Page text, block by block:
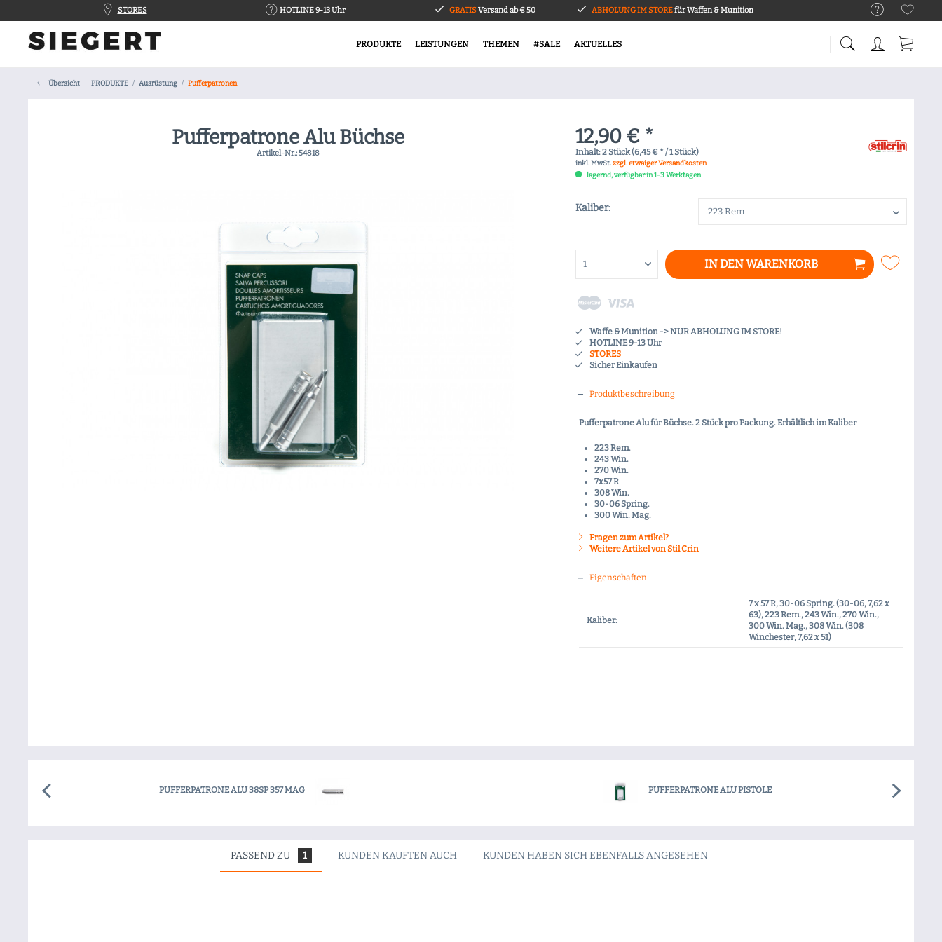
STORES HOTLINE 9-13 Uhr GRATISVersand ab € 50 ABHOLUNG IM STOREfür Waffen & Munition
PRODUKTE LEISTUNGEN THEMEN #SALE AKTUELLES
Übersicht PRODUKTE Ausrüstung Pufferpatronen
Pufferpatrone Alu Büchse
Artikel-Nr.:54818
12,90 € *
Inhalt:2 Stück (6,45 € * / 1 Stück)
inkl. MwSt.zzgl. etwaiger Versandkosten
lagernd, verfügbar in 1-3 Werktagen
Kaliber:
IN DENWARENKORB
Waffe & Munition -> NUR ABHOLUNG IM STORE!
HOTLINE 9-13 Uhr
STORES
Sicher Einkaufen
Produktbeschreibung
Pufferpatrone Alu für Büchse. 2 Stück pro Packung. Erhältlich im Kaliber
223 Rem.
243 Win.
270 Win.
7x57 R
308 Win.
30-06 Spring.
300 Win. Mag.
Fragen zum Artikel?
Weitere Artikel von Stil Crin
Eigenschaften
Kaliber:
7 x 57 R, 30-06 Spring. (30-06, 7,62 x
63), 223 Rem., 243 Win., 270 Win.,
300 Win. Mag., 308 Win. (308
Winchester, 7,62 x 51)
PUFFERPATRONE ALU 38SP 357 MAG PUFFERPATRONE ALU PISTOLE
PASSEND ZU 1 KUNDEN KAUFTEN AUCH KUNDEN HABEN SICH EBENFALLS ANGESEHEN